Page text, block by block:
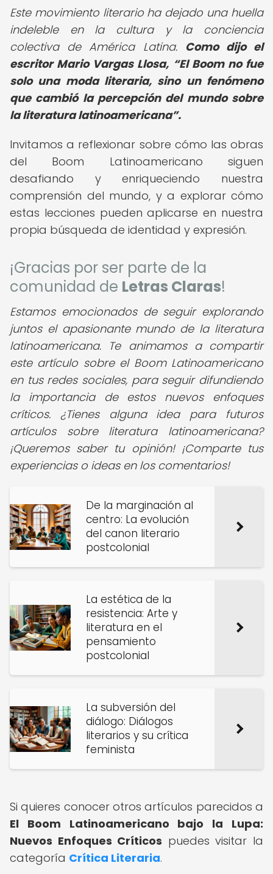
Este movimiento literario ha dejado una huella
indeleble en la cultura y la conciencia
colectiva de América Latina. Como dijo el
escritor Mario Vargas Llosa,
El Boom no fue
solo una moda literaria, sino un fenómeno
que cambió la percepción del mundo sobre
la literatura latinoamericana .
Invitamos a reflexionar sobre cómo las obras
del Boom Latinoamericano siguen
desafiando y enriqueciendo nuestra
comprensión del mundo, y a explorar cómo
estas lecciones pueden aplicarse en nuestra
propia búsqueda de identidad y expresión.
¡Gracias por ser parte de la
comunidad de Letras Claras!
Estamos emocionados de seguir explorando
juntos el apasionante mundo de la literatura
latinoamericana. Te animamos a compartir
este artículo sobre el Boom Latinoamericano
en tus redes sociales, para seguir difundiendo
la importancia de estos nuevos enfoques
críticos. ¿Tienes alguna idea para futuros
artículos sobre literatura latinoamericana?
¡Queremos saber tu opinión! ¡Comparte tus
experiencias o ideas en los comentarios!
De la marginación al
centro: La evolución
del canon literario
postcolonial
La estética de la
resistencia: Arte y
literatura en el
pensamiento
postcolonial
La subversión del
diálogo: Diálogos
literarios y su crítica
feminista
Si quieres conocer otros artículos parecidos a
El Boom Latinoamericano bajo la Lupa:
Nuevos Enfoques Críticos puedes visitar la
categoría Crítica Literaria.